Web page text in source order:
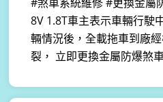
8V 1.8T車主表示車輛行駛
輛情況後，全載拖車到廠
裂， 立即更換金屬防爆煞